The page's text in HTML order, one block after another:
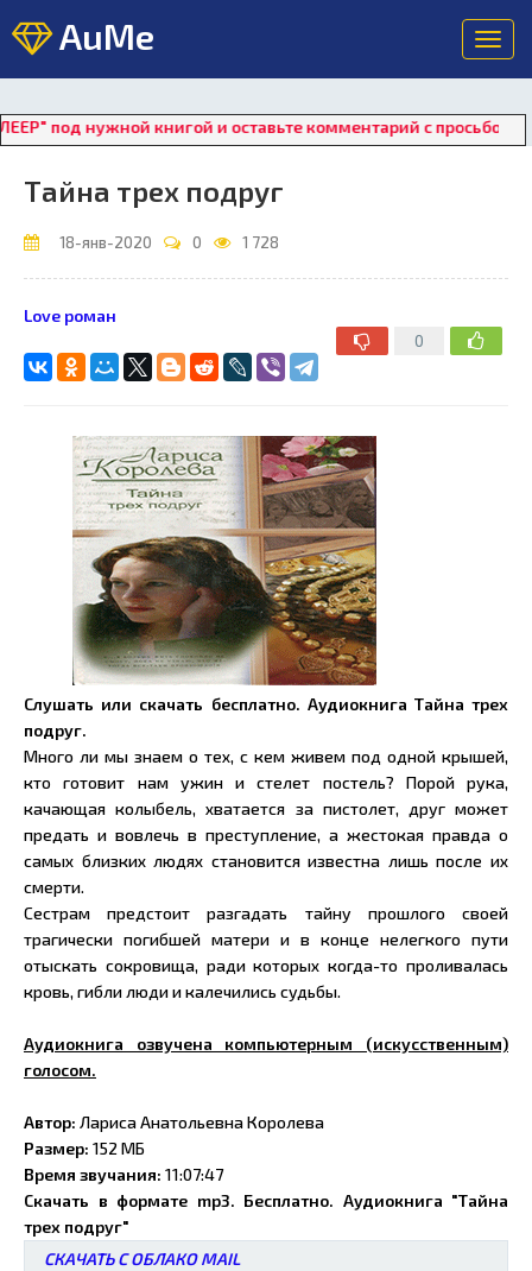
AuMe
книгой и оставьте комментарий с просьбой о
Тайна трех подруг
18-янв-2020 0 1 728
0
Love роман
Слушать или скачать бесплатно. Аудиокнига Тайна трех
подруг.
Много ли мы знаем о тех, с кем живем под одной крышей,
кто готовит нам ужин и стелет постель? Порой рука,
качающая колыбель, хватается за пистолет, друг может
предать и вовлечь в преступление, а жестокая правда о
самых близких людях становится известна лишь после их
смерти.
Сестрам предстоит разгадать тайну прошлого своей
трагически погибшей матери и в конце нелегкого пути
отыскать сокровища, ради которых когда-то проливалась
кровь, гибли люди и калечились судьбы.
Аудиокнига озвучена компьютерным (искусственным)
голосом.
Автор: Лариса Анатольевна Королева
Размер: 152 МБ
Время звучания: 11:07:47
Скачать в формате mp3. Бесплатно. Аудиокнига "Тайна
трех подруг"
СКАЧАТЬ С ОБЛАКО MAIL